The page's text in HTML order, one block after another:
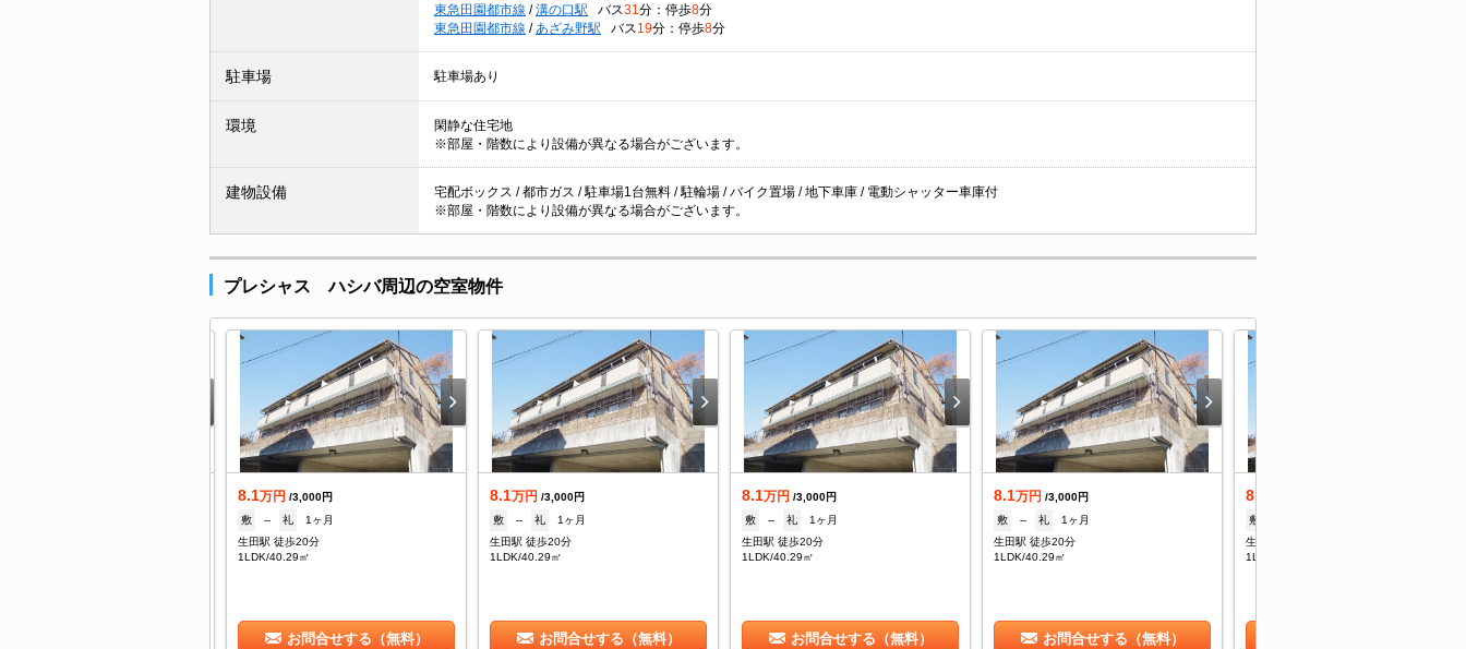
東急田園都市線 / 溝の口駅 バス31 分：停歩8分
東急田園都市線 / あざみ野駅 バス 19分：停歩8分
駐車場 駐車場あり
環境
閑静な住宅地
※部屋・階数により設備が異なる場合がございます。
建物設備
宅配ボックス / 都市ガス / 駐車場1台無料 / 駐輪場 / バイク置場 / 地下車庫 / 電動シャッター車庫付
※部屋・階数により設備が異なる場合がございます。
プレシャス ハシバ周辺の空室物件
8.1万円 /3,000円
敷
-- 礼
1ヶ月
生田駅 徒歩20分
1LDK/40.29㎡
お問合せする（無料）
8.1万円 /3,000円
敷
-- 礼
1ヶ月
生田駅 徒歩20分
1LDK/40.29㎡
お問合せする（無料）
8.1万円 /3,000円
敷
-- 礼
1ヶ月
生田駅 徒歩20分
1LDK/40.29㎡
お問合せする（無料）
8.1万円 /3,000円
敷
-- 礼
1ヶ月
生田駅 徒歩20分
1LDK/40.29㎡
お問合せする（無料）
8.1
敷
生田駅 徒歩20分
1LDK/40.29㎡